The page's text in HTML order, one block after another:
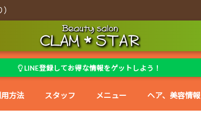
LINE登録してお得な情報をゲットしよう！
方法 スタッフ メニュー ヘア、美容情報